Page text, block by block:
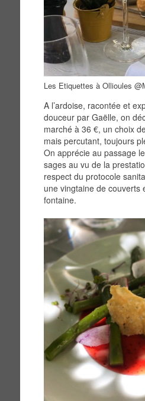
Les Etiquettes à Ollioules
A l’ardoise, racontée et
douceur par Gaëlle, on
marché à 36 €, un choix
mais percutant, toujours
On apprécie au passage
sages au vu de la
respect du protocole
une vingtaine de couverts
fontaine.